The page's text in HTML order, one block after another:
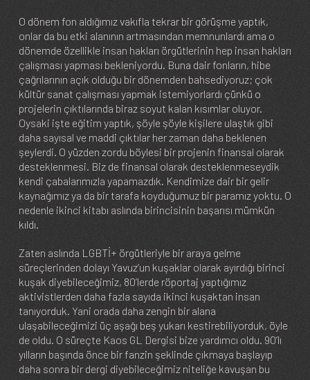
O dönem fon aldığımız vakıfla tekrar bir görüşme yaptık,
onlar da bu etki alanının artmasından memnunlardı ama o
dönemde özellikle insan hakları örgütlerinin hep insan hakları
çalışması yapması bekleniyordu. Buna dair fonların, hibe
çağrılarının açık olduğu bir dönemden bahsediyoruz; çok
kültür sanat çalışması yapmak istemiyorlardı çünkü o
projelerin çıktılarında biraz soyut kalan kısımlar oluyor.
Oysaki işte eğitim yaptık, şöyle şöyle kişilere ulaştık gibi
daha sayısal ve maddi çıktılar her zaman daha beklenen
şeylerdi. O yüzden zordu böylesi bir projenin finansal olarak
desteklenmesi. Biz de finansal olarak desteklenmeseydik
kendi çabalarımızla yapamazdık. Kendimize dair bir gelir
kaynağımız ya da bir tarafa koyduğumuz bir paramız yoktu. O
nedenle ikinci kitabı aslında birincisinin başarısı mümkün
kıldı.
Zaten aslında LGBTİ+ örgütleriyle bir araya gelme
süreçlerinden dolayı Yavuz’un kuşaklar olarak ayırdığı birinci
kuşak diyebileceğimiz, 80’lerde röportaj yaptığımız
aktivistlerden daha fazla sayıda ikinci kuşaktan insan
tanıyorduk. Yani orada daha zengin bir alana
ulaşabileceğimizi üç aşağı beş yukarı kestirebiliyorduk, öyle
de oldu. O süreçte Kaos GL Dergisi bize yardımcı oldu. 90’lı
yılların başında önce bir fanzin şeklinde çıkmaya başlayıp
daha sonra bir dergi diyebileceğimiz niteliğe kavuşan bu